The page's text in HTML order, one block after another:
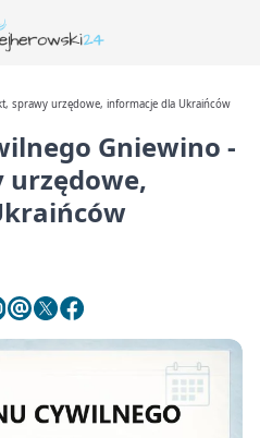
sprawy urzędowe, informacje dla Ukraińców
Gniewino -